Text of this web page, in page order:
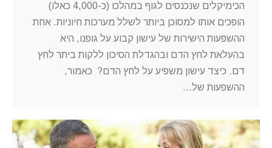
הכימיקלים שנכנסים לגוף במהלכו (כ-4,000 כאלו)
הופכים אותו למסוכן ביותר לשלל מערכות חיוניות. אחת
ההשפעות הישירות של עישון קבוע על גופנו, היא
בהעלאת לחץ הדם ובהגדלת הסיכון ללקות ביתר לחץ
דם. כיצד עישון משפיע על לחץ הדם? כאמור,
ההשפעות של…